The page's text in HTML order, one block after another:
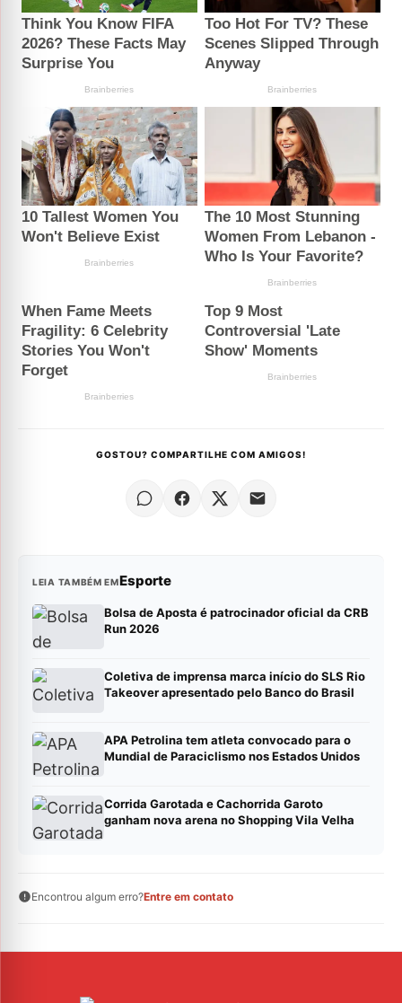
GOSTOU? COMPARTILHE COM AMIGOS!
LEIA TAMBÉM EMEsporte
Bolsa de Aposta é patrocinador oficial da CRB
Run 2026
Coletiva de imprensa marca início do SLS Rio
Takeover apresentado pelo Banco do Brasil
APA Petrolina tem atleta convocado para o
Mundial de Paraciclismo nos Estados Unidos
Corrida Garotada e Cachorrida Garoto
ganham nova arena no Shopping Vila Velha
Encontrou algum erro?Entre em contato